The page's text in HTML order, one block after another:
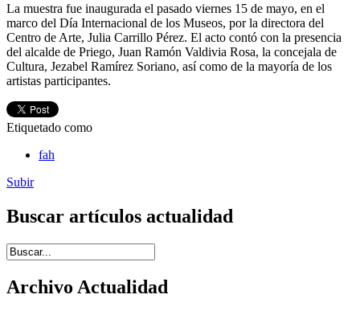
La muestra fue inaugurada el pasado viernes 15 de mayo, en el
marco del Día Internacional de los Museos, por la directora del
Centro de Arte, Julia Carrillo Pérez. El acto contó con la presencia
del alcalde de Priego, Juan Ramón Valdivia Rosa, la concejala de
Cultura, Jezabel Ramírez Soriano, así como de la mayoría de los
artistas participantes.
Etiquetado como
fah
Subir
Buscar artículos actualidad
Introduce términos de búsqueda
Archivo Actualidad